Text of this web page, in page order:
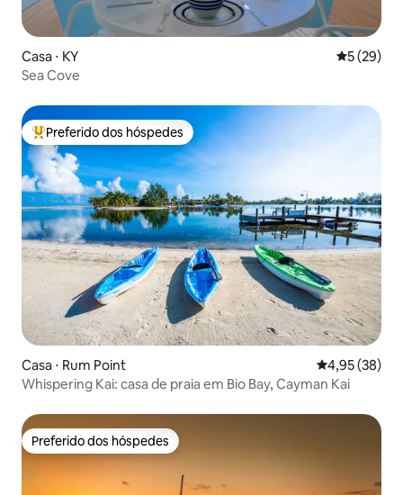
Casa ⋅ KY 5 de uma
5 (29)
Sea Cove
Entre os melhores preferidos dos hóspedes
Preferido dos hóspedes
Casa ⋅ Rum Point 4,95 de uma
4,95 (38)
Whispering Kai: casa de praia em Bio Bay, Cayman Kai
Preferido dos hóspedes
Preferido dos hóspedes